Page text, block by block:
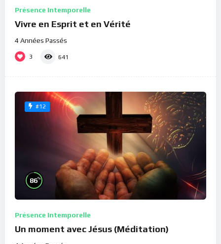
Présence Intemporelle
Vivre en Esprit et en Vérité
4 Années Passés
3 641
#12
86%
Présence Intemporelle
Un moment avec Jésus (Méditation)